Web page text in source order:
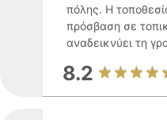
πόλης. Η
πρόσβαση σε
αναδεικνύει τη
8.2